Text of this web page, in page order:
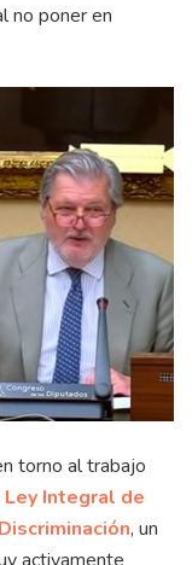
no poner en
torno al trabajo
Ley Integral de
, un